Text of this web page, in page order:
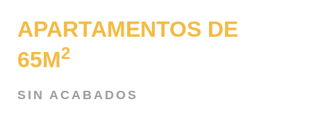
APARTAMENTOS DE
65M2
SIN ACABADOS